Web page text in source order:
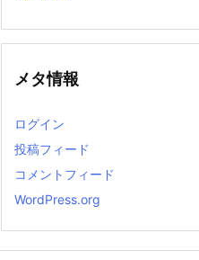
メタ情報
ログイン
投稿フィード
コメントフィード
WordPress.org